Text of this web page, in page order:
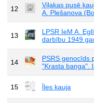
12
Viļakas pusē
A. Plešanova
13
LPSR IeM A.
darbību
14
PSRS genocīds
"Krasta banga".
15 Īles kauja